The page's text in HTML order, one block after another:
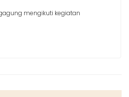
mengikuti kegiatan